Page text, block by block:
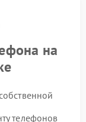
на
телефонов